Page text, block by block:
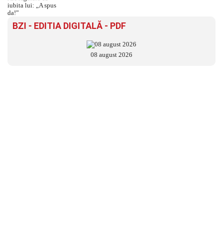
BZI - EDITIA DIGITALĂ - PDF
08 august 2026